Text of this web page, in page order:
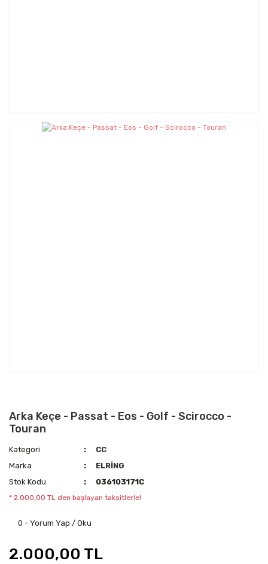
Arka Keçe - Passat - Eos - Golf - Scirocco -
Touran
Kategori
CC
Marka
ELRİNG
Stok Kodu
036103171C
* 2.000,00 TL den başlayan taksitlerle!
0 - Yorum Yap / Oku
2.000,00 TL